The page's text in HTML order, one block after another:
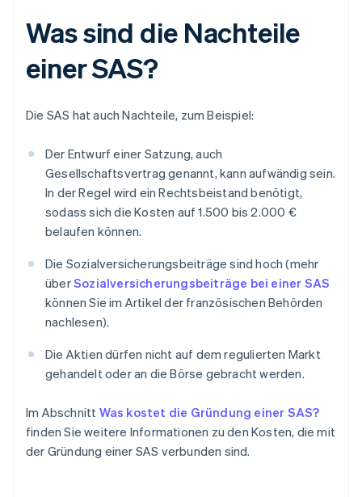
Was sind die Nachteile
einer SAS?
Die SAS hat auch Nachteile, zum Beispiel:
Der Entwurf einer Satzung, auch
Gesellschaftsvertrag genannt, kann aufwändig sein.
In der Regel wird ein Rechtsbeistand benötigt,
sodass sich die Kosten auf 1.500 bis 2.000 €
belaufen können.
Die Sozialversicherungsbeiträge sind hoch (mehr
überSozialversicherungsbeiträge bei einer SAS
können Sie im Artikel der französischen Behörden
nachlesen).
Die Aktien dürfen nicht auf dem regulierten Markt
gehandelt oder an die Börse gebracht werden.
Im Abschnitt Was kostet die Gründung einer SAS?
finden Sie weitere Informationen zu den Kosten, die mit
der Gründung einer SAS verbunden sind.